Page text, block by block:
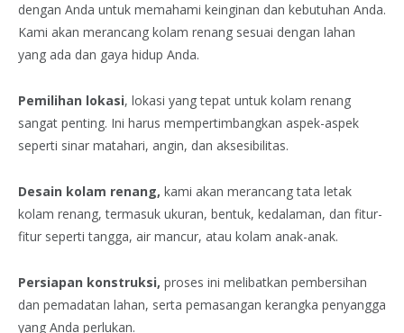
dengan Anda untuk memahami keinginan dan kebutuhan Anda.
Kami akan merancang kolam renang sesuai dengan lahan
yang ada dan gaya hidup Anda.
Pemilihan lokasi, lokasi yang tepat untuk kolam renang
sangat penting. Ini harus mempertimbangkan aspek-aspek
seperti sinar matahari, angin, dan aksesibilitas.
Desain kolam renang, kami akan merancang tata letak
kolam renang, termasuk ukuran, bentuk, kedalaman, dan fitur-
fitur seperti tangga, air mancur, atau kolam anak-anak.
Persiapan konstruksi, proses ini melibatkan pembersihan
dan pemadatan lahan, serta pemasangan kerangka penyangga
yang Anda perlukan.